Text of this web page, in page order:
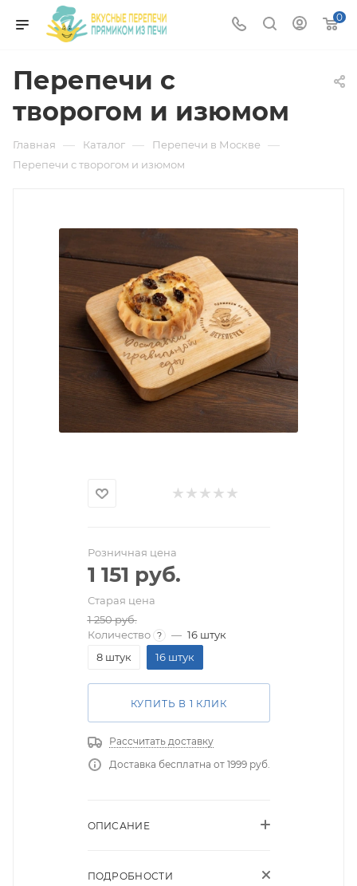
0
Перепечи с
творогом и изюмом
Главная — Каталог — Перепечи в Москве —
Перепечи с творогом и изюмом
Розничная цена
1 151 руб.
Старая цена
1 250руб.
Количество
? — 16 штук
8 штук
16 штук
КУПИТЬ В 1 КЛИК
Рассчитать доставку
Доставка бесплатна от 1999 руб.
ОПИСАНИЕ
ПОДРОБНОСТИ